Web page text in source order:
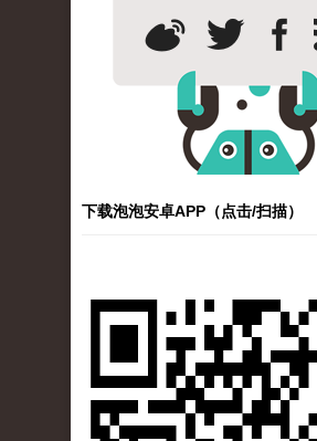
下载泡泡安卓APP（点击/扫描）